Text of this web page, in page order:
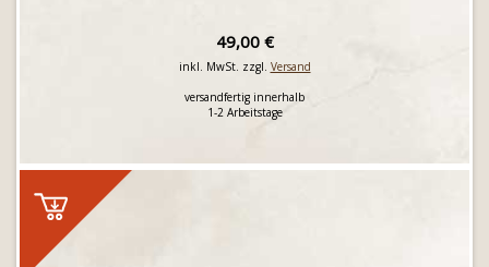
49,00 €
inkl. MwSt. zzgl. Versand
versandfertig innerhalb
1-2 Arbeitstage